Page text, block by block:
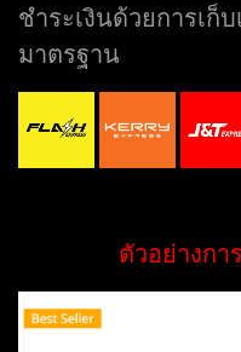
ชำระเงินด้วยการเก็
มาตรฐาน
ตัวอย่างก